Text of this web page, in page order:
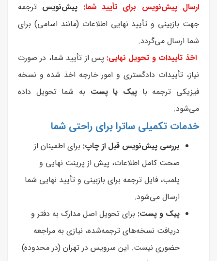
ارسال پیش‌نویس برای تأیید شما: پیش‌نویس ترجمه
جهت بازبینی و تأیید نهایی اطلاعات (مانند اسامی) برای
شما ارسال می‌گردد.
اخذ تأییدات و تحویل نهایی: پس از تأیید شما، در صورت
نیاز، تأییدات دادگستری و امور خارجه اخذ شده و نسخه
فیزیکی ترجمه با پیک یا پست به شما تحویل داده
می‌شود.
خدمات تکمیلی ساترا برای راحتی شما
بررسی پیش‌نویس قبل از چاپ: برای اطمینان از
صحت کامل اطلاعات، پیش از پرینت نهایی و
پلمب، فایل ترجمه برای بازبینی و تأیید نهایی شما
ارسال می‌شود.
پیک و پست: برای تحویل اصل مدارک به دفتر و
دریافت نسخه‌های ترجمه‌شده، نیازی به مراجعه
حضوری نیست. این سرویس در تهران (در محدوده)